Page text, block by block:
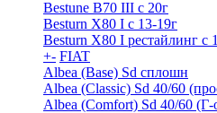
Bestune B70 III с 20г
Besturn X80 I с 13-19г
Besturn X80 I рестайлинг с
+- FIAT
Albea (Base) Sd сплошн
Albea (Classic) Sd 40/60
Albea (Comfort) Sd 40/60